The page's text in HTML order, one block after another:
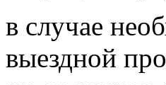
в случае
выездной